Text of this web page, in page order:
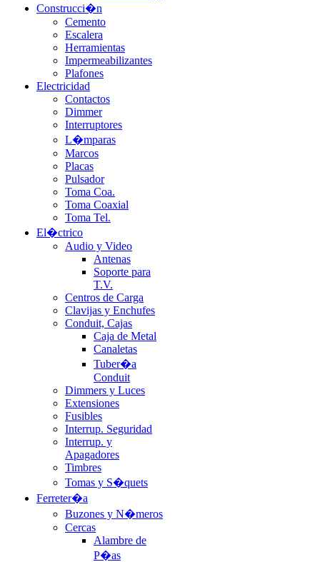
Construcci�n
Cemento
Escalera
Herramientas
Impermeabilizantes
Plafones
Electricidad
Contactos
Dimmer
Interruptores
L�mparas
Marcos
Placas
Pulsador
Toma Coa.
Toma Coaxial
Toma Tel.
El�ctrico
Audio y Video
Antenas
Soporte para
T.V.
Centros de Carga
Clavijas y Enchufes
Conduit, Cajas
Caja de Metal
Canaletas
Tuber�a
Conduit
Dimmers y Luces
Extensiones
Fusibles
Interrup. Seguridad
Interrup. y
Apagadores
Timbres
Tomas y S�quets
Ferreter�a
Buzones y N�meros
Cercas
Alambre de
P�as